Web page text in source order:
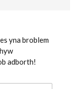
yna broblem
adborth!